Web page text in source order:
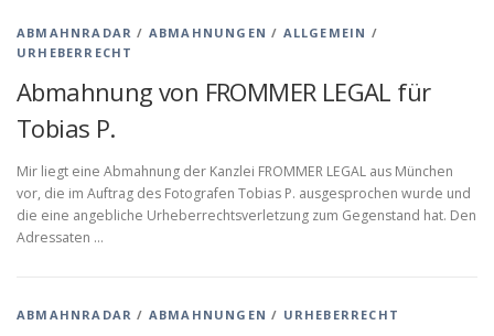
ABMAHNRADAR / ABMAHNUNGEN / ALLGEMEIN /
URHEBERRECHT
Abmahnung von FROMMER LEGAL für
Tobias P.
Mir liegt eine Abmahnung der Kanzlei FROMMER LEGAL aus München
vor, die im Auftrag des Fotografen Tobias P. ausgesprochen wurde und
die eine angebliche Urheberrechtsverletzung zum Gegenstand hat. Den
Adressaten …
ABMAHNRADAR / ABMAHNUNGEN / URHEBERRECHT